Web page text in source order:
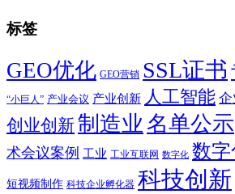
标签
GEO优化 GEO营销 SSL证书
“小巨人” 产业会议 产业创新 人工智能
创业创新制造业 名单公示
术会议案例 工业 工业互联网 数字化 数字
短视频制作 科技企业孵化器 科技创新